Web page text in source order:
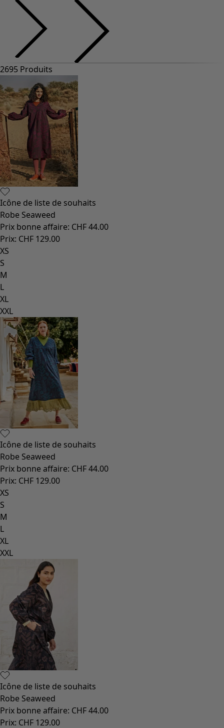
2695 Produits
Icône de liste de souhaits
Robe Seaweed
Prix bonne affaire: CHF 44.00
Prix: CHF 129.00
XS
S
M
L
XL
XXL
Icône de liste de souhaits
Robe Seaweed
Prix bonne affaire: CHF 44.00
Prix: CHF 129.00
XS
S
M
L
XL
XXL
Icône de liste de souhaits
Robe Seaweed
Prix bonne affaire: CHF 44.00
Prix: CHF 129.00